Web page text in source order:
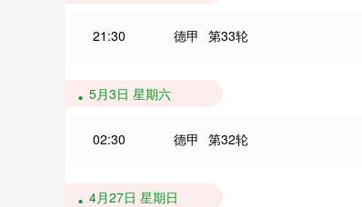
21:30 德甲 第33轮
5月3日 星期六
02:30 德甲 第32轮
4月27日 星期日